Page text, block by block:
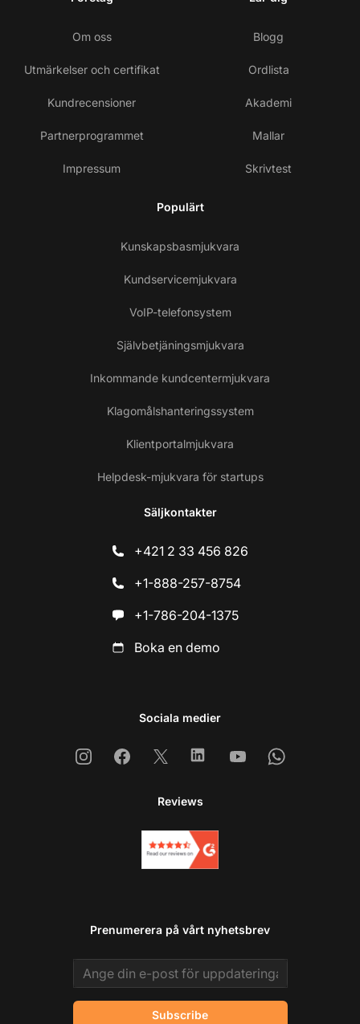
Om oss
Utmärkelser och certifikat
Kundrecensioner
Partnerprogrammet
Impressum
Blogg
Ordlista
Akademi
Mallar
Skrivtest
Populärt
Kunskapsbasmjukvara
Kundservicemjukvara
VoIP-telefonsystem
Självbetjäningsmjukvara
Inkommande kundcentermjukvara
Klagomålshanteringssystem
Klientportalmjukvara
Helpdesk-mjukvara för startups
Säljkontakter
+421 2 33 456 826
+1-888-257-8754
+1-786-204-1375
Boka en demo
Sociala medier
InstagramFacebook
X LinkedinYoutubeWhatsapp
Reviews
Prenumerera på vårt nyhetsbrev
Email address
Subscribe